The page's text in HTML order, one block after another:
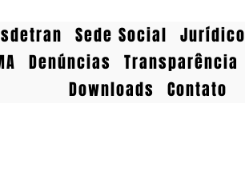
Sede Social Jurídico
Denúncias Transparência
Downloads
Contato